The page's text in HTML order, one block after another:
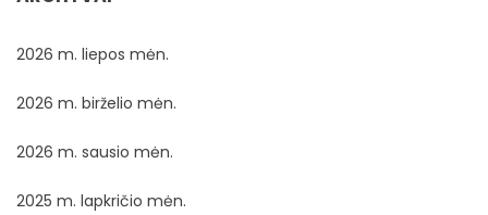
2026 m. liepos mėn.
2026 m. birželio mėn.
2026 m. sausio mėn.
2025 m. lapkričio mėn.